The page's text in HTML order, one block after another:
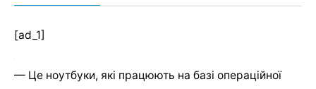
[ad_1]
— Це ноутбуки, які працюють на базі операційної